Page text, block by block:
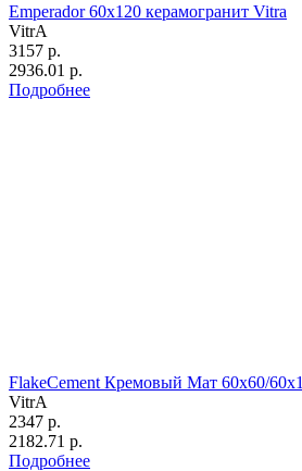
Emperador 60х120 керамогранит Vitra
VitrA
3157 р.
2936.01 р.
Подробнее
FlakeCement Кремовый Мат 60x60/
VitrA
2347 р.
2182.71 р.
Подробнее